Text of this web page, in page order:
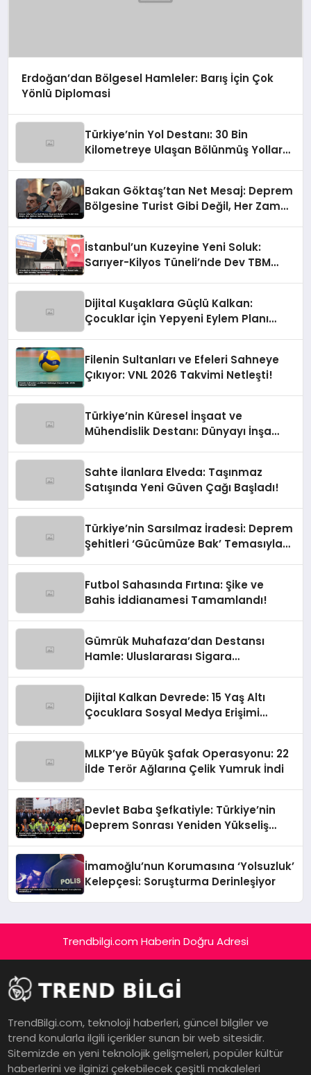
Erdoğan’dan Bölgesel Hamleler: Barış İçin Çok
Yönlü Diplomasi
Türkiye’nin Yol Destanı: 30 Bin
Kilometreye Ulaşan Bölünmüş Yollar
Bakan Göktaş’tan Net Mesaj: Deprem
Bölgesine Turist Gibi Değil, Her Zaman
İstanbul’un Kuzeyine Yeni Soluk:
Sarıyer-Kilyos Tüneli’nde Dev TBM
Dijital Kuşaklara Güçlü Kalkan:
Çocuklar İçin Yepyeni Eylem Planı
Filenin Sultanları ve Efeleri Sahneye
Çıkıyor: VNL 2026 Takvimi Netleşti!
Türkiye’nin Küresel İnşaat ve
Mühendislik Destanı: Dünyayı İnşa
Sahte İlanlara Elveda: Taşınmaz
Satışında Yeni Güven Çağı Başladı!
Türkiye’nin Sarsılmaz İradesi: Deprem
Şehitleri ‘Gücümüze Bak’ Temasıyla
Futbol Sahasında Fırtına: Şike ve
Bahis İddianamesi Tamamlandı!
Gümrük Muhafaza’dan Destansı
Hamle: Uluslararası Sigara
Dijital Kalkan Devrede: 15 Yaş Altı
Çocuklara Sosyal Medya Erişimi
MLKP’ye Büyük Şafak Operasyonu: 22
İlde Terör Ağlarına Çelik Yumruk İndi
Devlet Baba Şefkatiyle: Türkiye’nin
Deprem Sonrası Yeniden Yükseliş
İmamoğlu’nun Korumasına ‘Yolsuzluk’
Kelepçesi: Soruşturma Derinleşiyor
Trendbilgi.com Haberin Doğru Adresi
TrendBilgi.com, teknoloji haberleri, güncel bilgiler ve
trend konularla ilgili içerikler sunan bir web sitesidir.
Sitemizde en yeni teknolojik gelişmeleri, popüler kültür
haberlerini ve ilginizi çekebilecek çeşitli makaleleri